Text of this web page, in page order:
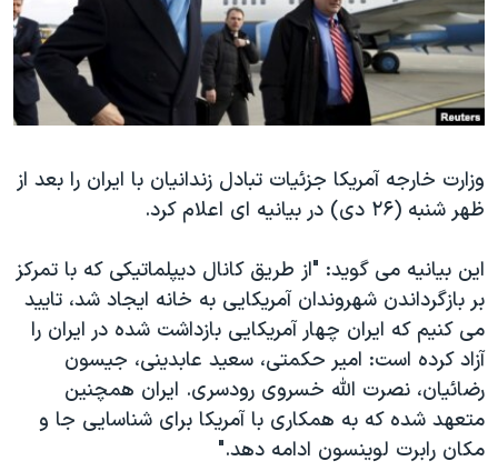
فرهنگ و زندگی
حقوق شهروندی
اقتصادی
اسرائیل در جنگ
گالری عکس
آرشیو پخش زنده
مستندها
انتخابات ریاست جمهوری آمریکا ۲۰۲۴
حمله جمهوری اسلامی به اسرائیل
ورزش زنان در ایران
اعتراضات زن، زندگی، آزادی
مجموعه مستندهای دادخواهی
تریبونال مردمی آبان ۹۸
دادگاه حمید نوری
چهل سال گروگان‌گیری
قانون شفافیت دارائی کادر رهبری ایران
اعتراضات مردمی آبان ۹۸
دنبال کنید
زبانهای مختلف
وزارت خارجه آمریکا جزئیات تبادل زندانیان با ایران را بعد از
ظهر شنبه (۲۶ دی) در بیانیه ای اعلام کرد.
این بیانیه می گوید: "از طریق کانال دیپلماتیکی که با تمرکز
بر بازگرداندن شهروندان آمریکایی به خانه ایجاد شد، تایید
می کنیم که ایران چهار آمریکایی بازداشت شده در ایران را
آزاد کرده است: امیر حکمتی، سعید عابدینی، جیسون
رضائیان، نصرت الله خسروی رودسری. ایران همچنین
متعهد شده که به همکاری با آمریکا برای شناسایی جا و
مکان رابرت لوینسون ادامه دهد."